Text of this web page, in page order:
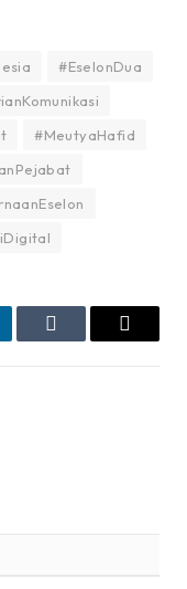
#EselonDua
#MeutyaHafid
Tumblr Email